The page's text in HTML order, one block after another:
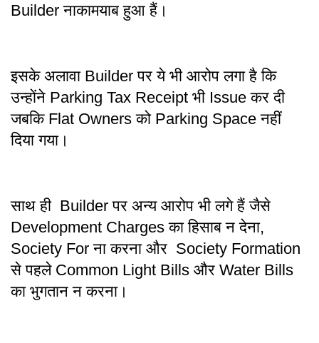
Builder नाकामयाब हुआ हैं।
इसके अलावा Builder पर ये भी आरोप लगा है कि
उन्होंने Parking Tax Receipt भी Issue कर दी
जबकि Flat Owners को Parking Space नहीं
दिया गया।
साथ ही Builder पर अन्य आरोप भी लगे हैं जैसे
Development Charges का हिसाब न देना,
Society For ना करना और Society Formation
से पहले Common Light Bills और Water Bills
का भुगतान न करना।